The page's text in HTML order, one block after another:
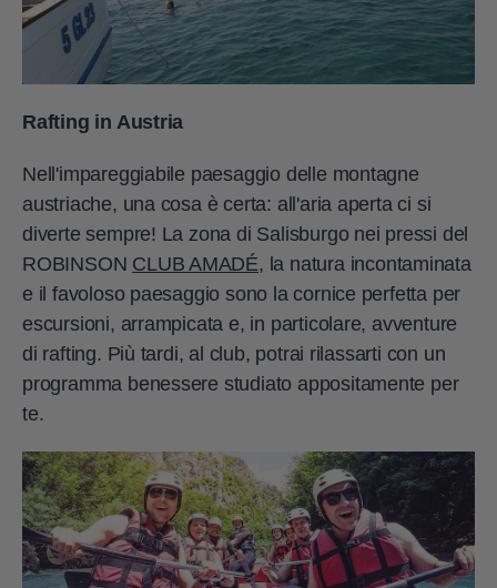
Rafting in Austria
Nell'impareggiabile paesaggio delle montagne
austriache, una cosa è certa: all'aria aperta ci si
diverte sempre! La zona di Salisburgo nei pressi del
ROBINSON CLUB AMADÉ, la natura incontaminata
e il favoloso paesaggio sono la cornice perfetta per
escursioni, arrampicata e, in particolare, avventure
di rafting. Più tardi, al club, potrai rilassarti con un
programma benessere studiato appositamente per
te.